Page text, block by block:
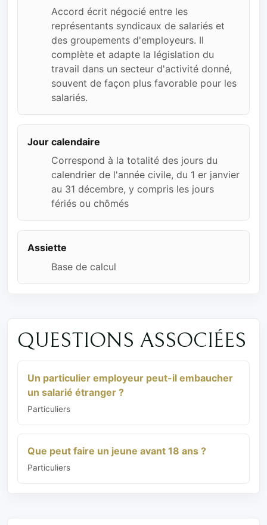
Accord écrit négocié entre les
représentants syndicaux de salariés et
des groupements d'employeurs. Il
complète et adapte la législation du
travail dans un secteur d'activité donné,
souvent de façon plus favorable pour les
salariés.
Jour calendaire
Correspond à la totalité des jours du
calendrier de l'année civile, du 1 er janvier
au 31 décembre, y compris les jours
fériés ou chômés
Assiette
Base de calcul
QUESTIONS ASSOCIÉES
Un particulier employeur peut-il embaucher
un salarié étranger ?
Particuliers
Que peut faire un jeune avant 18 ans ?
Particuliers